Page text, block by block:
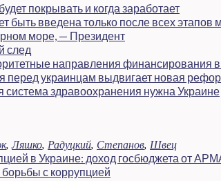
покрывать и когда заработает
быть введена только после всех
море, — Президент
след
направления финансирования в
перед украинцам выдвигает новая
система здраво­охранения нужна Украине
,Ляшко, Радуцкий, Степанов, Швец
в Украине: доход госбюджета от
борьбы с коррупцией